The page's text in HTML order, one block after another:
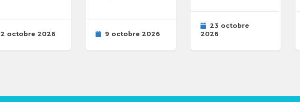
2 octobre 2026 9 octobre 2026
23 octobre
2026